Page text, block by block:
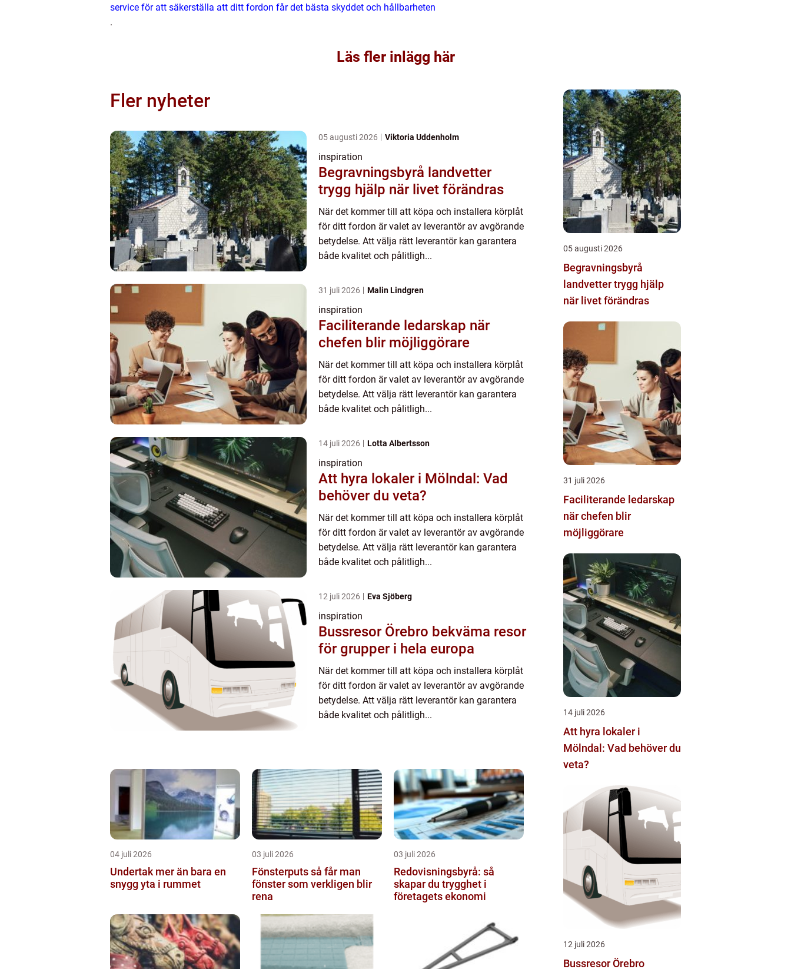
service för att säkerställa att ditt fordon får det bästa skyddet och hållbarheten
.
Läs fler inlägg här
Fler nyheter
05 augusti 2026 Viktoria Uddenholm
inspiration
Begravningsbyrå landvetter
trygg hjälp när livet förändras
När det kommer till att köpa och installera körplåt
för ditt fordon är valet av leverantör av avgörande
betydelse. Att välja rätt leverantör kan garantera
både kvalitet och pålitligh...
31 juli 2026 Malin Lindgren
inspiration
Faciliterande ledarskap när
chefen blir möjliggörare
När det kommer till att köpa och installera körplåt
för ditt fordon är valet av leverantör av avgörande
betydelse. Att välja rätt leverantör kan garantera
både kvalitet och pålitligh...
14 juli 2026 Lotta Albertsson
inspiration
Att hyra lokaler i Mölndal: Vad
behöver du veta?
När det kommer till att köpa och installera körplåt
för ditt fordon är valet av leverantör av avgörande
betydelse. Att välja rätt leverantör kan garantera
både kvalitet och pålitligh...
12 juli 2026 Eva Sjöberg
inspiration
Bussresor Örebro bekväma resor
för grupper i hela europa
När det kommer till att köpa och installera körplåt
för ditt fordon är valet av leverantör av avgörande
betydelse. Att välja rätt leverantör kan garantera
både kvalitet och pålitligh...
04 juli 2026
Undertak mer än bara en
snygg yta i rummet
03 juli 2026
Fönsterputs så får man
fönster som verkligen blir
rena
03 juli 2026
Redovisningsbyrå: så
skapar du trygghet i
företagets ekonomi
05 augusti 2026
Begravningsbyrå
landvetter trygg hjälp
när livet förändras
31 juli 2026
Faciliterande ledarskap
när chefen blir
möjliggörare
14 juli 2026
Att hyra lokaler i
Mölndal: Vad behöver du
veta?
12 juli 2026
Bussresor Örebro